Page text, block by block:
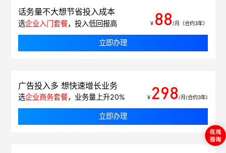
话务量不大想节省投入成本
选企业入门套餐，投入低回报高 ￥ 88/月（合约3年）
立即办理
广告投入多 想快速增长业务
选企业商务套餐，业务量上升20% ￥ 298/月(合约3年)
立即办理